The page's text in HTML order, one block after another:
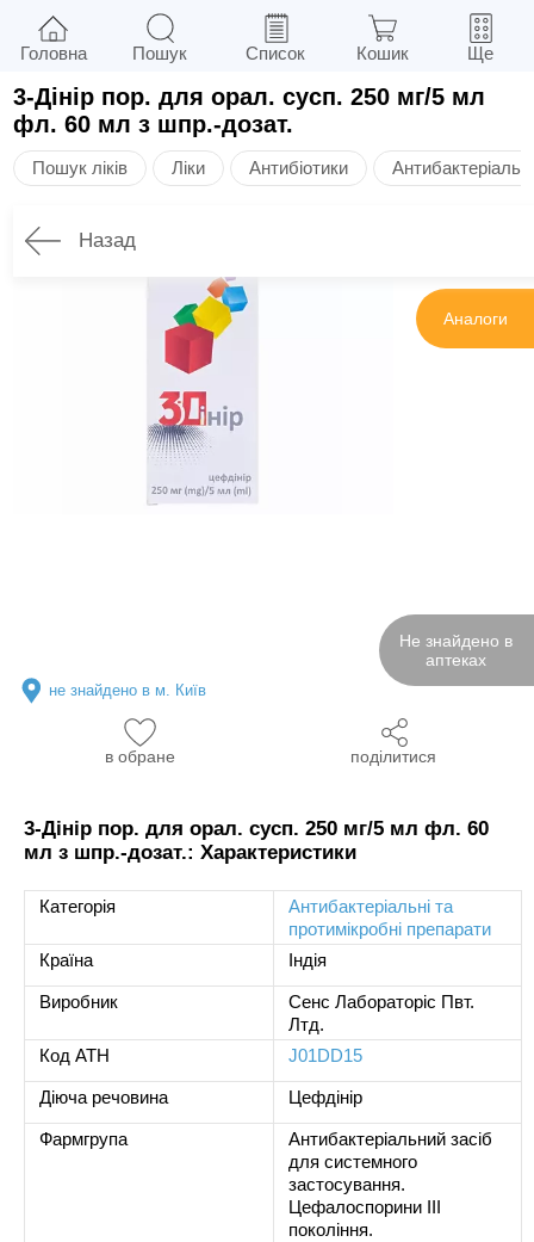
3-Дінір пор. для орал. сусп. 250 мг/5 мл
фл. 60 мл з шпр.-дозат.
Пошук ліків Ліки Антибіотики
Назад
Аналоги
Не знайдено в
аптеках
не знайдено в м. Київ
в обране поділитися
3-Дінір пор. для орал. сусп. 250 мг/5 мл фл. 60
мл з шпр.-дозат.: Характеристики
Категорія
Антибактеріальні та
протимікробні препарати
Країна
Індія
Виробник
Сенс Лабораторіс Пвт.
Лтд.
Код ATH
J01DD15
Діюча речовина Цефдінір
Фармгрупа
Антибактеріальний засіб
для системного
застосування.
Цефалоспорини ІІІ
покоління.
Головна Пошук Список Кошик Ще